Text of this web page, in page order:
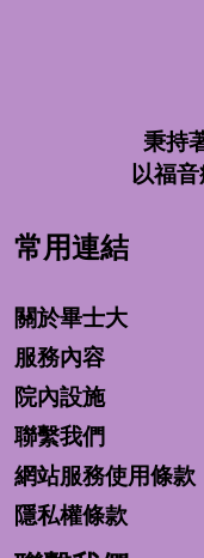
秉持
以福
常用連結
關於畢士大
服務內容
院內設施
聯繫我們
網站服務使用條款
隱私權條款